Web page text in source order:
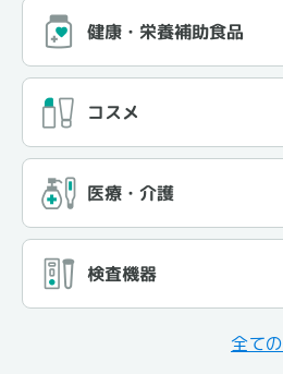
健康・栄養補助食品
コスメ
医療・介護
検査機器
全ての